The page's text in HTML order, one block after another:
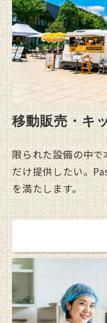
移動販売・キ
限られた設備の中
だけ提供したい。
を満たします。